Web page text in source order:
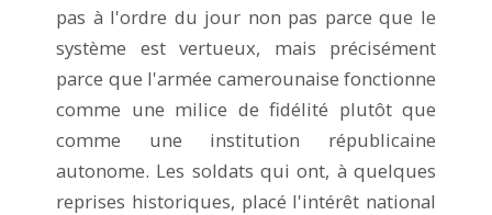
pas à l'ordre du jour non pas parce que le
système est vertueux, mais précisément
parce que l'armée camerounaise fonctionne
comme une milice de fidélité plutôt que
comme une institution républicaine
autonome. Les soldats qui ont, à quelques
reprises historiques, placé l'intérêt national